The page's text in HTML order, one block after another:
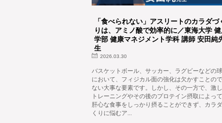
「食べられない」アスリートのカラダづ
りは、アミノ酸で効率的に／東海大学
学部 健康マネジメント学科 講師 安田純
生
2026.03.30
バスケットボール、サッカー、ラグビーなどの
において、フィジカル面の強化は欠かすことの
ない大事な要素です。しかし、その一方で、激
トレーニングやその後のプロテイン摂取によっ
肝心な食事をしっかり摂ることができず、カラ
くりに悩むア...